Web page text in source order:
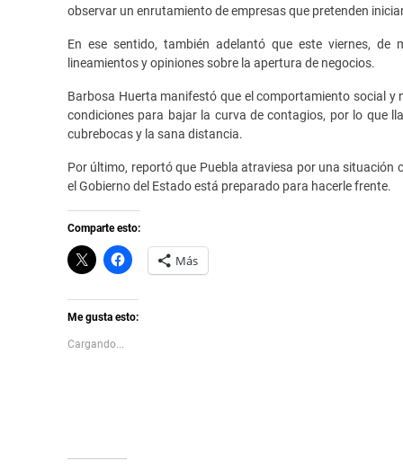
observar un enrutamiento de empresas que pretenden
En ese sentido, también adelantó que este viernes, de
lineamientos y opiniones sobre la apertura de negocios.
Barbosa Huerta manifestó que el comportamiento social
condiciones para bajar la curva de contagios, por lo que
cubrebocas y la sana distancia.
Por último, reportó que Puebla atraviesa por una
el Gobierno del Estado está preparado para hacerle frente.
Comparte esto:
C
l
k
t
o
s
h
e
H
a
l
i
t
Más
Me gusta esto:
Cargando...